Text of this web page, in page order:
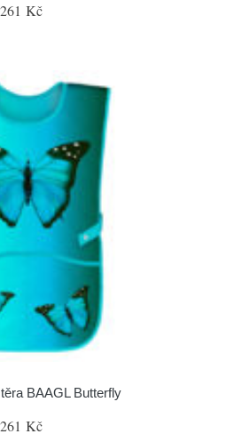
261 Kč
BAAGL Butterfly
261 Kč